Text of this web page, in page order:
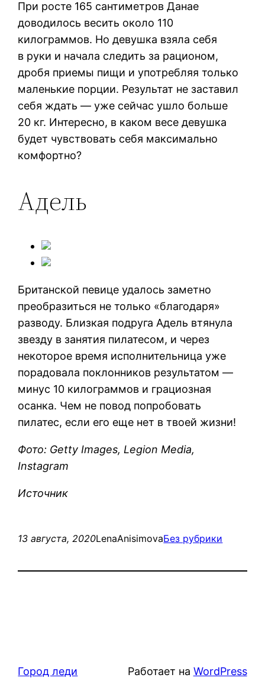
При росте 165 сантиметров Данае
доводилось весить около 110
килограммов. Но девушка взяла себя
в руки и начала следить за рационом,
дробя приемы пищи и употребляя только
маленькие порции. Результат не заставил
себя ждать — уже сейчас ушло больше
20 кг. Интересно, в каком весе девушка
будет чувствовать себя максимально
комфортно?
Адель
Британской певице удалось заметно
преобразиться не только «благодаря»
разводу. Близкая подруга Адель втянула
звезду в занятия пилатесом, и через
некоторое время исполнительница уже
порадовала поклонников результатом —
минус 10 килограммов и грациозная
осанка. Чем не повод попробовать
пилатес, если его еще нет в твоей жизни!
Фото: Getty Images, Legion Media,
Instagram
Источник
13 августа, 2020LenaAnisimovaБез рубрики
Город леди Работает на WordPress